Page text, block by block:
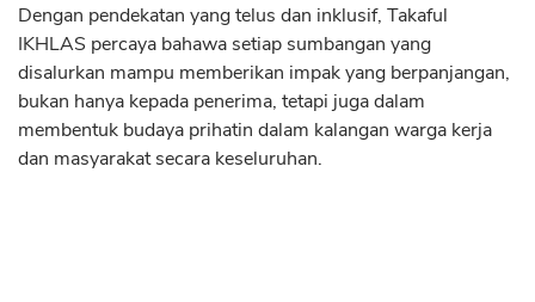
Dengan pendekatan yang telus dan inklusif, Takaful
IKHLAS percaya bahawa setiap sumbangan yang
disalurkan mampu memberikan impak yang berpanjangan,
bukan hanya kepada penerima, tetapi juga dalam
membentuk budaya prihatin dalam kalangan warga kerja
dan masyarakat secara keseluruhan.